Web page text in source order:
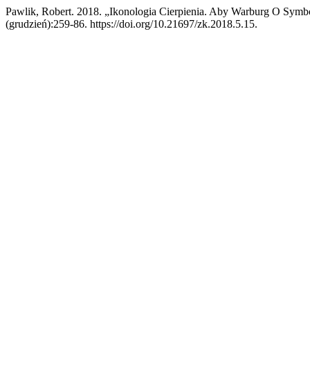
Pawlik, Robert. 2018. „Ikonologia Cierpienia. Aby Warburg O
(grudzień):259-86. https://doi.org/10.21697/zk.2018.5.15.